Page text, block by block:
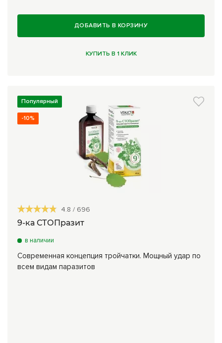
ДОБАВИТЬ В КОРЗИНУ
КУПИТЬ В 1 КЛИК
Популярный
-10%
4.8 / 696
9-ка СТОПразит
в наличии
Современная концепция тройчатки. Мощный удар по
всем видам паразитов